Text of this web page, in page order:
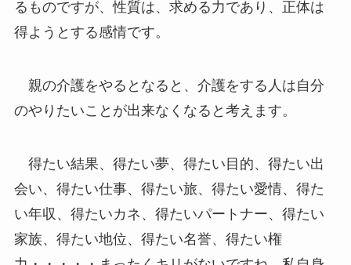
るものですが、性質は、求める力であり、正体は
得ようとする感情です。
親の介護をやるとなると、介護をする人は自分
のやりたいことが出来なくなると考えます。
得たい結果、得たい夢、得たい目的、得たい出
会い、得たい仕事、得たい旅、得たい愛情、得た
い年収、得たいカネ、得たいパートナー、得たい
家族、得たい地位、得たい名誉、得たい権